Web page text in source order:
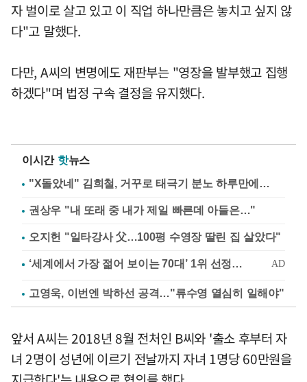
자 벌이로 살고 있고 이 직업 하나만큼은 놓치고 싶지 않
다"고 말했다.
다만, A씨의 변명에도 재판부는 "영장을 발부했고 집행
하겠다"며 법정 구속 결정을 유지했다.
이시간 핫뉴스
"X돌았네" 김희철, 거꾸로 태극기 분노 하루만에…
권상우 "내 또래 중 내가 제일 빠른데 아들은…"
오지헌 "일타강사 父…100평 수영장 딸린 집 살았다"
고영욱, 이번엔 박하선 공격…"류수영 열심히 일해야"
앞서 A씨는 2018년 8월 전처인 B씨와 '출소 후부터 자
녀 2명이 성년에 이르기 전날까지 자녀 1명당 60만원을